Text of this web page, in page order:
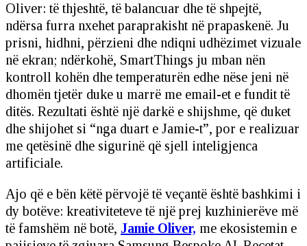
Oliver: të thjeshtë, të balancuar dhe të shpejtë,
ndërsa furra nxehet paraprakisht në prapaskenë. Ju
prisni, hidhni, përzieni dhe ndiqni udhëzimet vizuale
në ekran; ndërkohë, SmartThings ju mban nën
kontroll kohën dhe temperaturën edhe nëse jeni në
dhomën tjetër duke u marrë me email-et e fundit të
ditës. Rezultati është një darkë e shijshme, që duket
dhe shijohet si “nga duart e Jamie-t”, por e realizuar
me qetësinë dhe sigurinë që sjell inteligjenca
artificiale.
Ajo që e bën këtë përvojë të veçantë është bashkimi i
dy botëve: kreativiteteve të një prej kuzhinierëve më
të famshëm në botë, Jamie Oliver, me ekosistemin e